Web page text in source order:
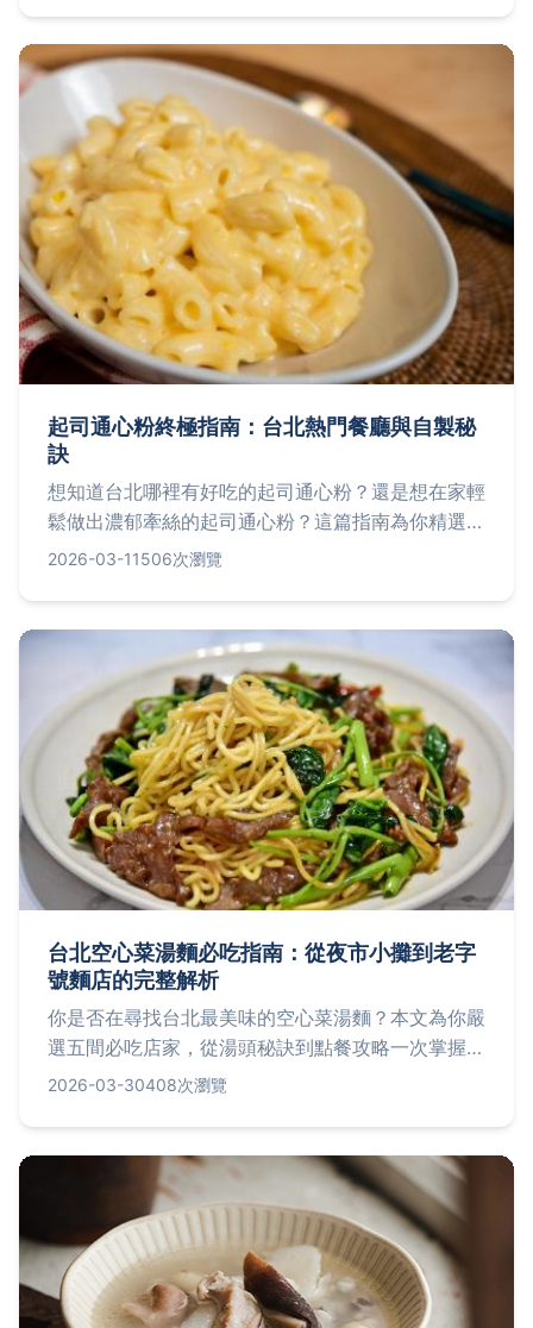
起司通心粉終極指南：台北熱門餐廳與自製秘
訣
想知道台北哪裡有好吃的起司通心粉？還是想在家輕
鬆做出濃郁牽絲的起司通心粉？這篇指南為你精選台
北人氣餐廳，包括地址、價格與營業時間，並分享專
2026-03-11506次瀏覽
台北空心菜湯麵必吃指南：從夜市小攤到老字
號麵店的完整解析
你是否在尋找台北最美味的空心菜湯麵？本文為你嚴
選五間必吃店家，從湯頭秘訣到點餐攻略一次掌握，
並分享在家複製經典味道的詳細食譜。
2026-03-30408次瀏覽